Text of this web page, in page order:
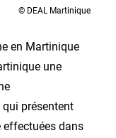
© DEAL Martinique
en Martinique
une
présentent
effectuées dans